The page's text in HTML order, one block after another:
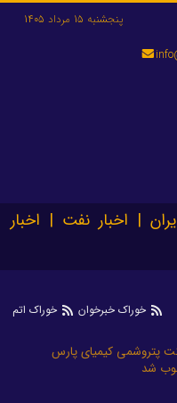
پنجشنبه 15 مرداد 1405
| اخبار نفت | اخبار
خوراک خبرخوان خوراک اتم
پتروشمی کیمیای پارس
شد